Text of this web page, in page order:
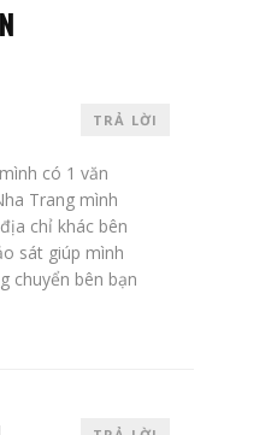
có 1 văn
Trang mình
chỉ khác bên
sát giúp mình
chuyển bên bạn
TRẢ LỜI